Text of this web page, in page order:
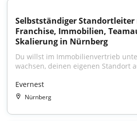
Selbstständiger
Franchise, Immobilien,
Skalierung in Nürnberg
Du willst im Immobilienvertrieb
wachsen, deinen eigenen Standort
Evernest
Nürnberg